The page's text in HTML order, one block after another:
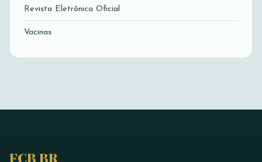
Revista Eletrônica Oficial
Vacinas
FCB BR